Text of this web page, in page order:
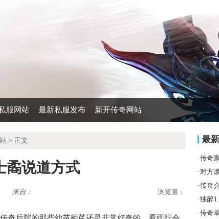
服网站 最新私服发布 新开传奇网站
> 正文
矞说道方式
来自： 浏览量：
最
·传奇
·对方
·传奇
·独醉
·传奇